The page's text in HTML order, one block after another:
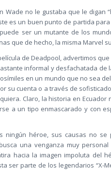
Wade no le gustaba que le digan
es un buen punto de partida
ser un mutante de los
que de hecho, la misma Marvel
de Deadpool, advertimos
informal y desfachatada de
en un mundo que no sea
su cuenta o a través de
Claro, la historia en
a un tipo enmascarado y con
ningún héroe, sus causas no
una venganza muy
hacia la imagen impoluta del
ser parte de los legendarios “X-